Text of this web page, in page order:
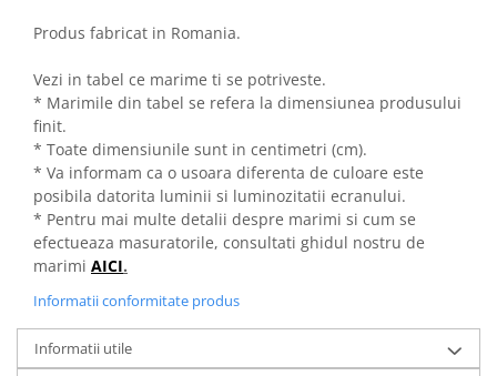
Produs fabricat in Romania.
Vezi in tabel ce marime ti se potriveste.
* Marimile din tabel se refera la dimensiunea produsului
finit.
* Toate dimensiunile sunt in centimetri (cm).
* Va informam ca o usoara diferenta de culoare este
posibila datorita luminii si luminozitatii ecranului.
* Pentru mai multe detalii despre marimi si cum se
efectueaza masuratorile, consultati ghidul nostru de
marimi AICI.
Informatii conformitate produs
Informatii utile